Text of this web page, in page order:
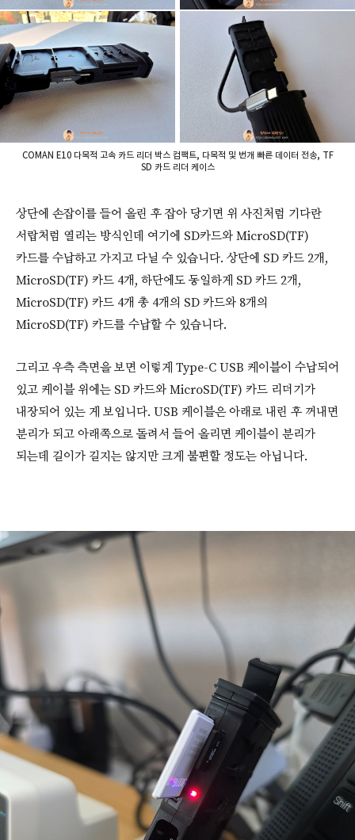
COMAN E10 다목적 고속 카드 리더 박스 컴팩트, 다목적 및 번개 빠른 데이터 전송, TF
SD 카드 리더 케이스
상단에 손잡이를 들어 올린 후 잡아 당기면 위 사진처럼 기다란
서랍처럼 열리는 방식인데 여기에 SD카드와 MicroSD(TF)
카드를 수납하고 가지고 다닐 수 있습니다. 상단에 SD 카드 2개,
MicroSD(TF) 카드 4개, 하단에도 동일하게 SD 카드 2개,
MicroSD(TF) 카드 4개 총 4개의 SD 카드와 8개의
MicroSD(TF) 카드를 수납할 수 있습니다.
그리고 우측 측면을 보면 이렇게 Type-C USB 케이블이 수납되어
있고 케이블 위에는 SD 카드와 MicroSD(TF) 카드 리더기가
내장되어 있는 게 보입니다. USB 케이블은 아래로 내린 후 꺼내면
분리가 되고 아래쪽으로 돌려서 들어 올리면 케이블이 분리가
되는데 길이가 길지는 않지만 크게 불편할 정도는 아닙니다.